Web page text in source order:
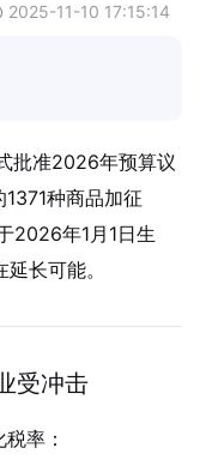
2025-11-10 17:15:14
批准2026年预算议
种商品加征
2026年1月1日生
长可能。
受冲击
率：